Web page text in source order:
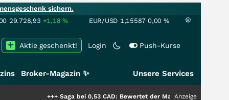
sichern.
29.728,93 +1,18% EUR/USD 1,15587 0,00 %
Login Push-Kurse
Aktie geschenkt!
Broker-Magazin ✨ Unsere Services
Saga bei 0,53 CAD: Bewertet der Markt noch immer nur die
Anzeige